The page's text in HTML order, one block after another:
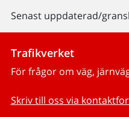
Senast uppdaterad/
Trafikverket
För frågor om väg,
Skriv till oss via